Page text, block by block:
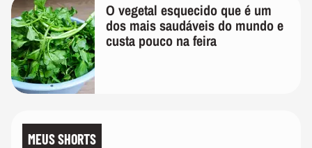
O vegetal esquecido que é um
dos mais saudáveis do mundo e
custa pouco na feira
MEUS SHORTS